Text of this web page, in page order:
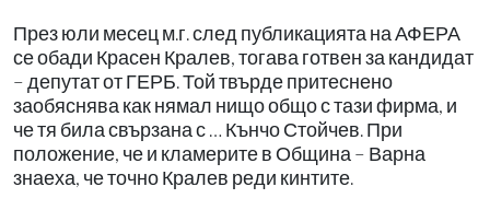
През юли месец м.г. след публикацията на АФЕРА
се обади Красен Кралев, тогава готвен за кандидат
– депутат от ГЕРБ. Той твърде притеснено
заобяснява как нямал нищо общо с тази фирма, и
че тя била свързана с … Кънчо Стойчев. При
положение, че и кламерите в Община – Варна
знаеха, че точно Кралев реди кинтите.